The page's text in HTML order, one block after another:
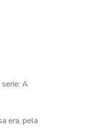
A
era, pela